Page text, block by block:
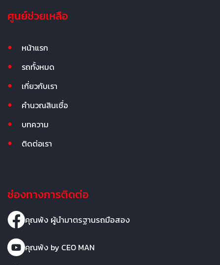
ศูนย์ช่วยเหลือ
หน้าแรก
รถทั้งหมด
เกี่ยวกับเรา
คำนวณสินเชื่อ
บทความ
ติดต่อเรา
ช่องทางการติดต่อ
คุณพ้ง ผู้นำมาตรฐานรถมือสอง
คุณพ้ง by CEO MAN